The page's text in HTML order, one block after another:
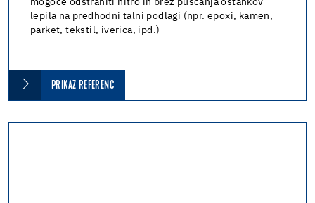
mogoče odstraniti hitro in brez puščanja ostankov
lepila na predhodni talni podlagi (npr. epoxi, kamen,
parket, tekstil, iverica, ipd.)
PRIKAZ REFERENC